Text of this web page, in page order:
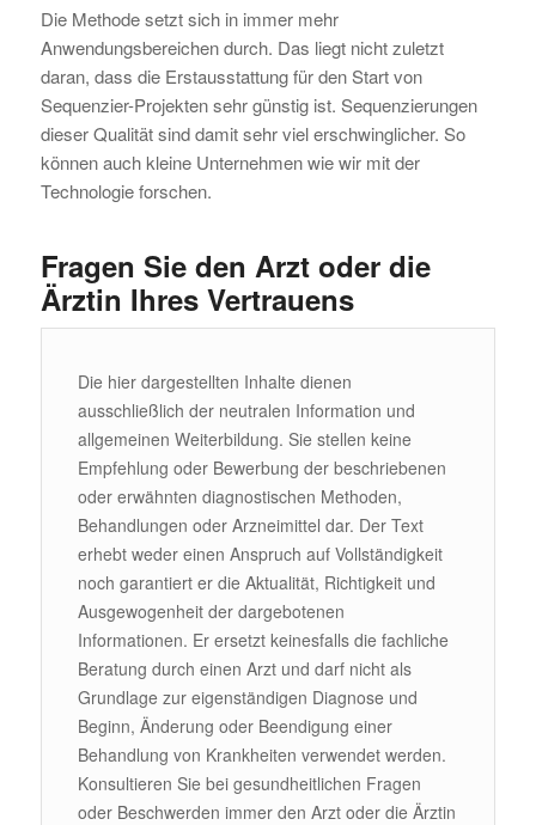
Die Methode setzt sich in immer mehr
Anwendungsbereichen durch. Das liegt nicht zuletzt
daran, dass die Erstausstattung für den Start von
Sequenzier-Projekten sehr günstig ist. Sequenzierungen
dieser Qualität sind damit sehr viel erschwinglicher. So
können auch kleine Unternehmen wie wir mit der
Technologie forschen.
Fragen Sie den Arzt oder die
Ärztin Ihres Vertrauens
Die hier dargestellten Inhalte dienen
ausschließlich der neutralen Information und
allgemeinen Weiterbildung. Sie stellen keine
Empfehlung oder Bewerbung der beschriebenen
oder erwähnten diagnostischen Methoden,
Behandlungen oder Arzneimittel dar. Der Text
erhebt weder einen Anspruch auf Vollständigkeit
noch garantiert er die Aktualität, Richtigkeit und
Ausgewogenheit der dargebotenen
Informationen. Er ersetzt keinesfalls die fachliche
Beratung durch einen Arzt und darf nicht als
Grundlage zur eigenständigen Diagnose und
Beginn, Änderung oder Beendigung einer
Behandlung von Krankheiten verwendet werden.
Konsultieren Sie bei gesundheitlichen Fragen
oder Beschwerden immer den Arzt oder die Ärztin